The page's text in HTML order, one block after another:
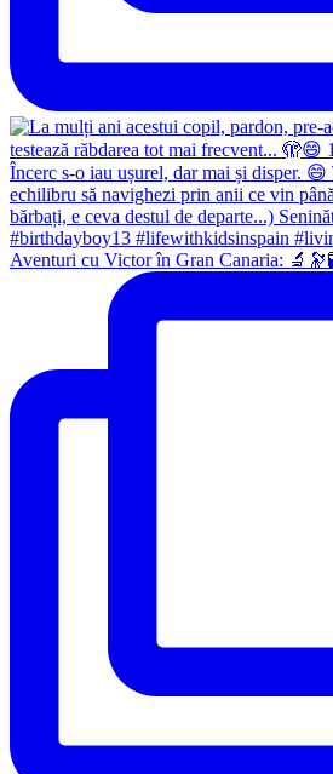
Aventuri cu Victor în Gran Canaria: